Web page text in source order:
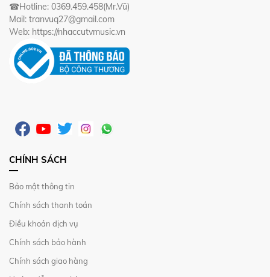
☎Hotline: 0369.459.458(Mr.Vũ)
Mail: tranvuq27@gmail.com
Web: https://nhaccutvmusic.vn
CHÍNH SÁCH
Bảo mật thông tin
Chính sách thanh toán
Điều khoản dịch vụ
Chính sách bảo hành
Chính sách giao hàng